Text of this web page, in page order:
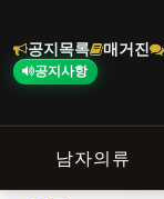
공지목록 매거진
공지사항
남자의류
바
로
기